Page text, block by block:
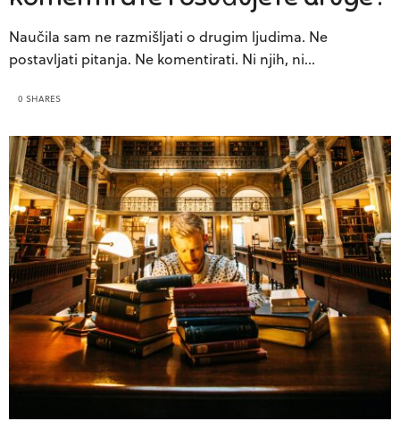
Naučila sam ne razmišljati o drugim ljudima. Ne
postavljati pitanja. Ne komentirati. Ni njih, ni…
0 SHARES